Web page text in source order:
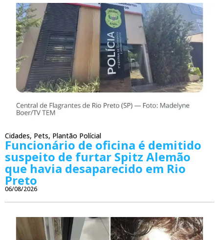
Cidades, Pets, Plantão Polícial
Funcionário de oficina é demitido
suspeito de furtar Spitz Alemão
que havia desaparecido em Rio
Preto
06/08/2026